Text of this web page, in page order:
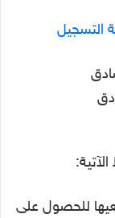
التسجيل
للحصول على